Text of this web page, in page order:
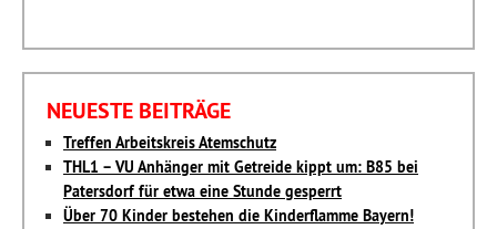
NEUESTE BEITRÄGE
Treffen Arbeitskreis Atemschutz
THL1 – VU Anhänger mit Getreide kippt um: B85 bei
Patersdorf für etwa eine Stunde gesperrt
Über 70 Kinder bestehen die Kinderflamme Bayern!